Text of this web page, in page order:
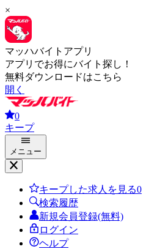
×
マッハバイトアプリ
アプリでお得にバイト探し！
無料ダウンロードはこちら
開く
0
キープ
メニュー
キープした求人を見る0
検索履歴
新規会員登録(無料)
ログイン
ヘルプ